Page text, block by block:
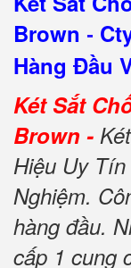
Brown -
Hàng Đầu
Két Sắt
Brown -
Hiệu Uy
Nghiệm.
hàng đầu.
cấp 1 cung